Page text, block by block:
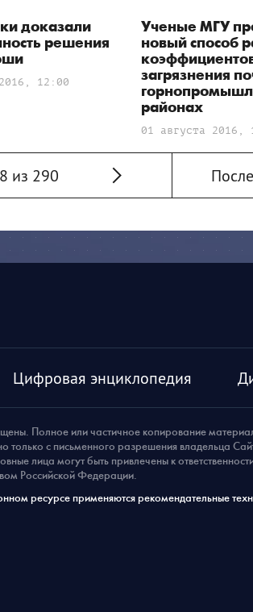
доказали
решения
12:00
Ученые МГУ
новый способ
загрязнения
районах
01 августа 2016,
из 290
Цифровая энциклопедия
Полное или частичное копирование
только с письменного разрешения владельца
лица могут быть привлечены к
Российской Федерации.
ресурсе применяются рекомендательные